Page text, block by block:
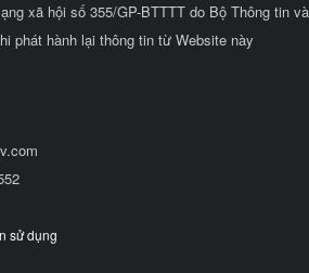
xã hội số 355/GP-BTTTT do Bộ Thông tin
phát hành lại thông tin từ Website này
sử dụng